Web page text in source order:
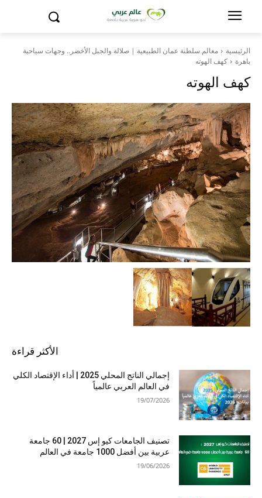
الرئيسية
معالم سلطنة عمان الطبيعية | صلالة والجبل الأخضر.. وجهات سياحية
باهرة
كهف الهوته
كهف الهوته
الأكثر قراءة
إجمالي الناتج المحلي 2025 | أداء الإقتصاد الكلي
في العالم العربي عالمياً
19/07/2026
تصنيف الجامعات كيو إس 2027 | 60 جامعة
عربية بين أفضل 1000 جامعة في العالم
19/06/2026